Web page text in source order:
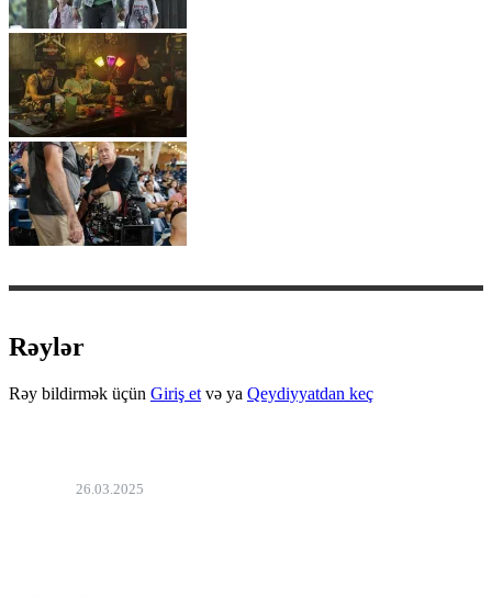
Rəylər
Rəy bildirmək üçün Giriş et və ya Qeydiyyatdan keç
26.03.2025